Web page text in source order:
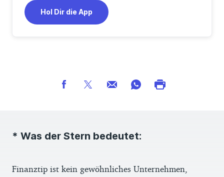
Hol Dir die App
* Was der Stern bedeutet:
Finanztip ist kein gewöhnliches Unternehmen,